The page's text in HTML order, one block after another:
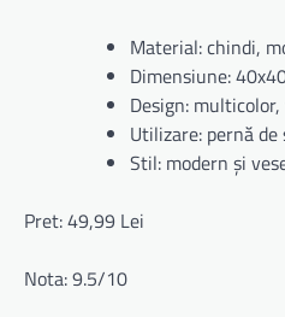
Material: chindi,
Dimensiune:
Design:
Utilizare: pernă
Stil: modern și
Pret: 49,99 Lei
Nota: 9.5/10